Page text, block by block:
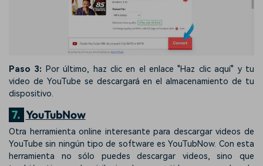
Paso 3: Por último, haz clic en el enlace "Haz clic aquí" y tu
video de YouTube se descargará en el almacenamiento de tu
dispositivo.
7. YouTubNow
Otra herramienta online interesante para descargar videos de
YouTube sin ningún tipo de software es YouTubNow. Con esta
herramienta no sólo puedes descargar videos, sino que